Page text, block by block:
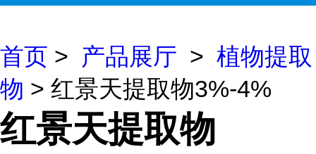
首页 > 产品展厅 > 植物提取
物 > 红景天提取物3%-4%
红景天提取物